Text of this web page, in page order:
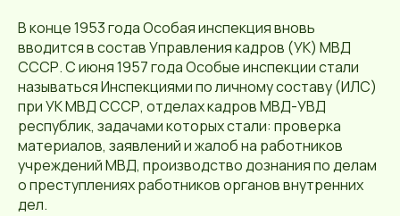
В конце 1953 года Особая инспекция вновь
вводится в состав Управления кадров (УК) МВД
СССР. С июня 1957 года Особые инспекции стали
называться Инспекциями по личному составу (ИЛС)
при УК МВД СССР, отделах кадров МВД-УВД
республик, задачами которых стали: проверка
материалов, заявлений и жалоб на работников
учреждений МВД, производство дознания по делам
о преступлениях работников органов внутренних
дел.